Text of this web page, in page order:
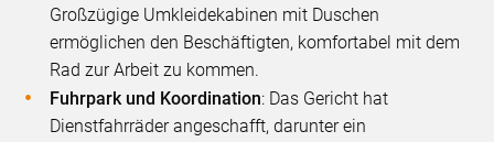
Großzügige Umkleidekabinen mit Duschen
ermöglichen den Beschäftigten, komfortabel mit dem
Rad zur Arbeit zu kommen.
Fuhrpark und Koordination: Das Gericht hat
Dienstfahrräder angeschafft, darunter ein